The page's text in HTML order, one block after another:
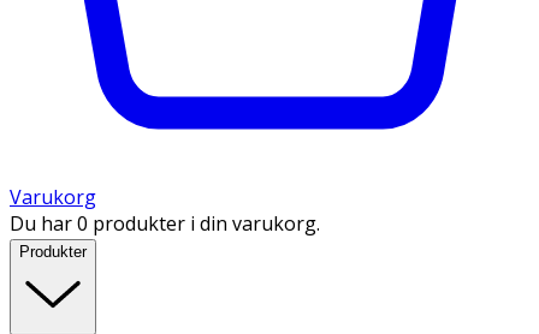
Varukorg
Du har 0 produkter i din varukorg.
Produkter